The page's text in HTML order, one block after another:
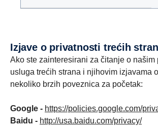
izjave o privatnosti trećih
Ako ste zainteresirani za čitanje o našim
usluga trećih strana i njihovim izjavama
nekoliko brzih poveznica za početak:
Google - https://policies.google.com/
Baidu - http://usa.baidu.com/privacy/